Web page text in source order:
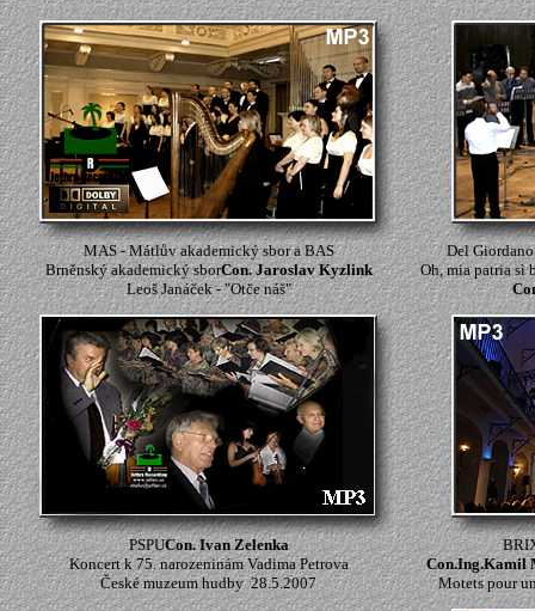
MAS - Mátlův akademický sbor a BAS
Brněnský akademický sborCon. Jaroslav Kyzlink
Leoš Janáček - "Otče náš"
Del
Oh, mia patria sì
PSPUCon. Ivan Zelenka
Koncert k 75. narozeninám Vadima Petrova
České muzeum hudby 28.5.2007
Con.Ing.Kamil
Motets pour